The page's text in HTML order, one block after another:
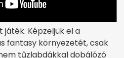
Képzeljük el a
fantasy környezetét, csak
tűzlabdákkal dobálózó